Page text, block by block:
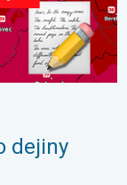
dejiny